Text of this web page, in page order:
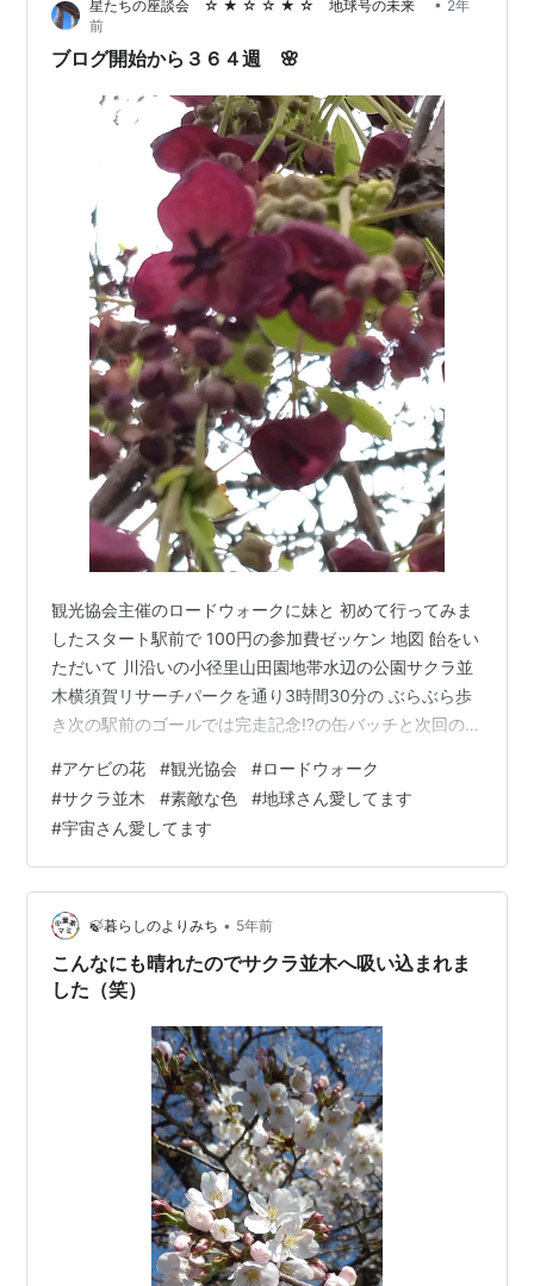
星たちの座談会 ☆ ★ ☆ ☆ ★ ☆ 地球号の未来 • 2年
前
ブログ開始から３６４週 🌸
観光協会主催のロードウォークに妹と 初めて行ってみま
したスタート駅前で 100円の参加費ゼッケン 地図 飴をい
ただいて 川沿いの小径里山田園地帯水辺の公園サクラ並
木横須賀リサーチパークを通り3時間30分の ぶらぶら歩
き次の駅前のゴールでは完走記念⁉️の缶バッチと次回の案
り 思いがけず 楽しい１日になりました各駅前にも 途中
の道の要所にも案内の人が居てくれて100円では 申し訳
ない気持ちでした帰りの 道路脇で見つけたアケビ(木通)
の花秋にアケビの実は見たことありますが 花は初めてで
す三つ葉アケビの花のようです奥深い素敵な色に感謝し
ました植物さん…
#アケビの花 #観光協会 #ロードウォーク
#サクラ並木 #素敵な色 #地球さん愛してます
#宇宙さん愛してます
🍃暮らしのよりみち • 5年前
こんなにも晴れたのでサクラ並木へ吸い込まれま
した（笑）